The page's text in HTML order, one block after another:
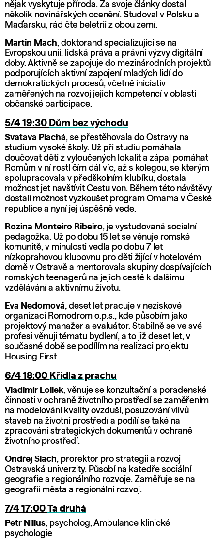
nějak vyskytuje příroda. Za svoje články dostal
několik novinářských ocenění. Studoval v Polsku a
Maďarsku, rád čte beletrii z obou zemí.
Martin Mach, doktorand specializující se na
Evropskou unii, lidská práva a právní výzvy digitální
doby. Aktivně se zapojuje do mezinárodních projektů
podporujících aktivní zapojení mladých lidí do
demokratických procesů, včetně iniciativ
zaměřených na rozvoj jejich kompetencí v oblasti
občanské participace.
5/4 19:30 Dům bez východu
Svatava Plachá, se přestěhovala do Ostravy na
studium vysoké školy. Už při studiu pomáhala
doučovat děti z vyloučených lokalit a zápal pomáhat
Romům v ní rostl čím dál víc, až s kolegou, se kterým
spolupracovala v předškolním klubíku, dostala
možnost jet navštívit Cestu von. Během této návštěvy
dostali možnost vyzkoušet program Omama v České
republice a nyní jej úspěšně vede.
Rozina Monteiro Ribeiro, je vystudovaná socialní
pedagožka. Už po dobu 15 let se věnuje romské
komunitě, v minulosti vedla po dobu 7 let
nízkoprahovou klubovnu pro děti žijící v hotelovém
domě v Ostravě a mentorovala skupiny dospívajících
romských teenagerů na jejich cestě k dalšímu
vzdělávání a aktivnímu životu.
Eva Nedomová, deset let pracuje v neziskové
organizaci Romodrom o.p.s., kde působím jako
projektový manažer a evaluátor. Stabilně se ve své
profesi věnuji tématu bydlení, a to již deset let, v
současné době se podílím na realizaci projektu
Housing First.
6/4 18:00 Křídla z prachu
Vladimír Lollek, věnuje se konzultační a poradenské
činnosti v ochraně životního prostředí se zaměřením
na modelování kvality ovzduší, posuzování vlivů
staveb na životní prostředí a podílí se také na
zpracování strategických dokumentů v ochraně
životního prostředí.
Ondřej Slach, prorektor pro strategii a rozvoj
Ostravská univerzity. Působí na katedře sociální
geografie a regionálního rozvoje. Zaměřuje se na
geografii města a regionální rozvoj.
7/4 17:00 Ta druhá
Petr Nilius, psycholog, Ambulance klinické
psychologie